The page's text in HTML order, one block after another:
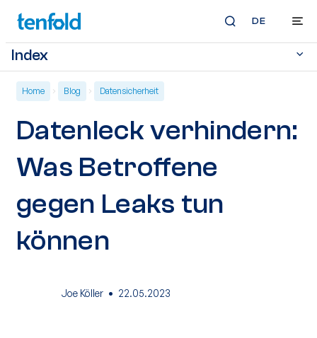
DE
Home Blog Datensicherheit
Datenleck verhindern:
Was Betroffene
gegen Leaks tun
können
Joe Köller · 22.05.2023
Index